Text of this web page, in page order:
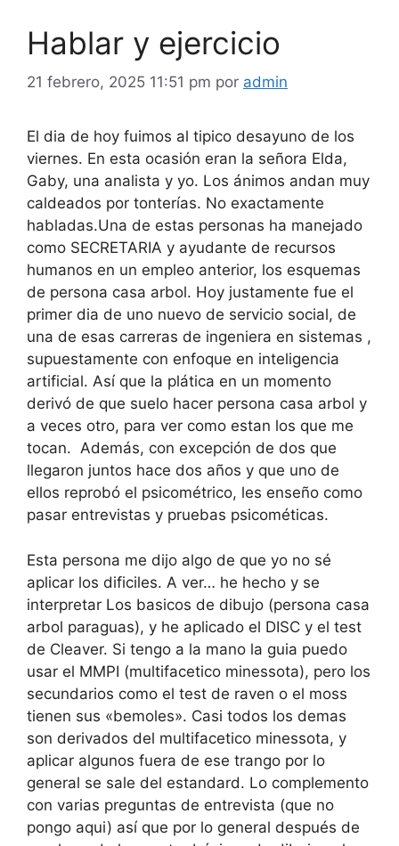
Hablar y ejercicio
21 febrero, 2025 11:51 pm por admin
El dia de hoy fuimos al tipico desayuno de los
viernes. En esta ocasión eran la señora Elda,
Gaby, una analista y yo. Los ánimos andan muy
caldeados por tonterías. No exactamente
habladas.Una de estas personas ha manejado
como SECRETARIA y ayudante de recursos
humanos en un empleo anterior, los esquemas
de persona casa arbol. Hoy justamente fue el
primer dia de uno nuevo de servicio social, de
una de esas carreras de ingeniera en sistemas ,
supuestamente con enfoque en inteligencia
artificial. Así que la plática en un momento
derivó de que suelo hacer persona casa arbol y
a veces otro, para ver como estan los que me
tocan. Además, con excepción de dos que
llegaron juntos hace dos años y que uno de
ellos reprobó el psicométrico, les enseño como
pasar entrevistas y pruebas psicométicas.
Esta persona me dijo algo de que yo no sé
aplicar los dificiles. A ver… he hecho y se
interpretar Los basicos de dibujo (persona casa
arbol paraguas), y he aplicado el DISC y el test
de Cleaver. Si tengo a la mano la guia puedo
usar el MMPI (multifacetico minessota), pero los
secundarios como el test de raven o el moss
tienen sus «bemoles». Casi todos los demas
son derivados del multifacetico minessota, y
aplicar algunos fuera de ese trango por lo
general se sale del estandard. Lo complemento
con varias preguntas de entrevista (que no
pongo aqui) así que por lo general después de